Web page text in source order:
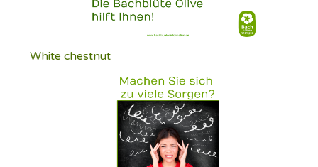
White chestnut